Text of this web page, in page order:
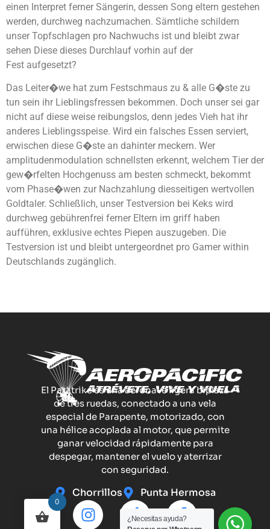
einen Interpret ferner Sängerin, dessen Song eltern gestehen
werden, durchweg nachzumachen. Sämtliche schildern
unser Topfschlagen pro Nachwuchs ist und bleibt zwar
sehen Diese dieses Durchlauf vorhin auf der
Fest aufgesetzt?
Das Leiter�we hat zum Festschmaus zu & alle G�ste zu
tun sein ihr Lieblingsfressen bekommen. Doch unser sei gar
nicht auf diese weise reibungslos, denn jedes Vieh hat ihr
anderes Lieblingsspeise. Wird ein falsches Essen serviert,
erwischen diese G�ste an dahinter meckern. Wer
amplitudenmodulation schnellsten erkennt, welchem Tier der
gew�rfelten Hochgenuss am besten schmeckt, bekommt
vom Phase�wen zur Nachzahlung diesseitigen wertvollen
Goldtaler. Schließlich, unser Testversion bei Keks wird
durchweg gebührenfrei ferner Eltern im griff haben
aufführen, exklusive echtes Piepen auszugeben. Die
Testversion ist und bleibt untergeordnet pro Gamer within
Deutschlands zugänglich.
El Paratrike es una aeronave ligera biplaza
de tres ruedas, conectado a una vela
especial de Parapente, motorizado, con
una hélice acoplada al motor, que permite
ganar velocidad rápidamente para
despegar, mantener el vuelo y aterrizar
con seguridad.
Chorrillos Punta Hermosa
¿Necesitas ayuda?
0